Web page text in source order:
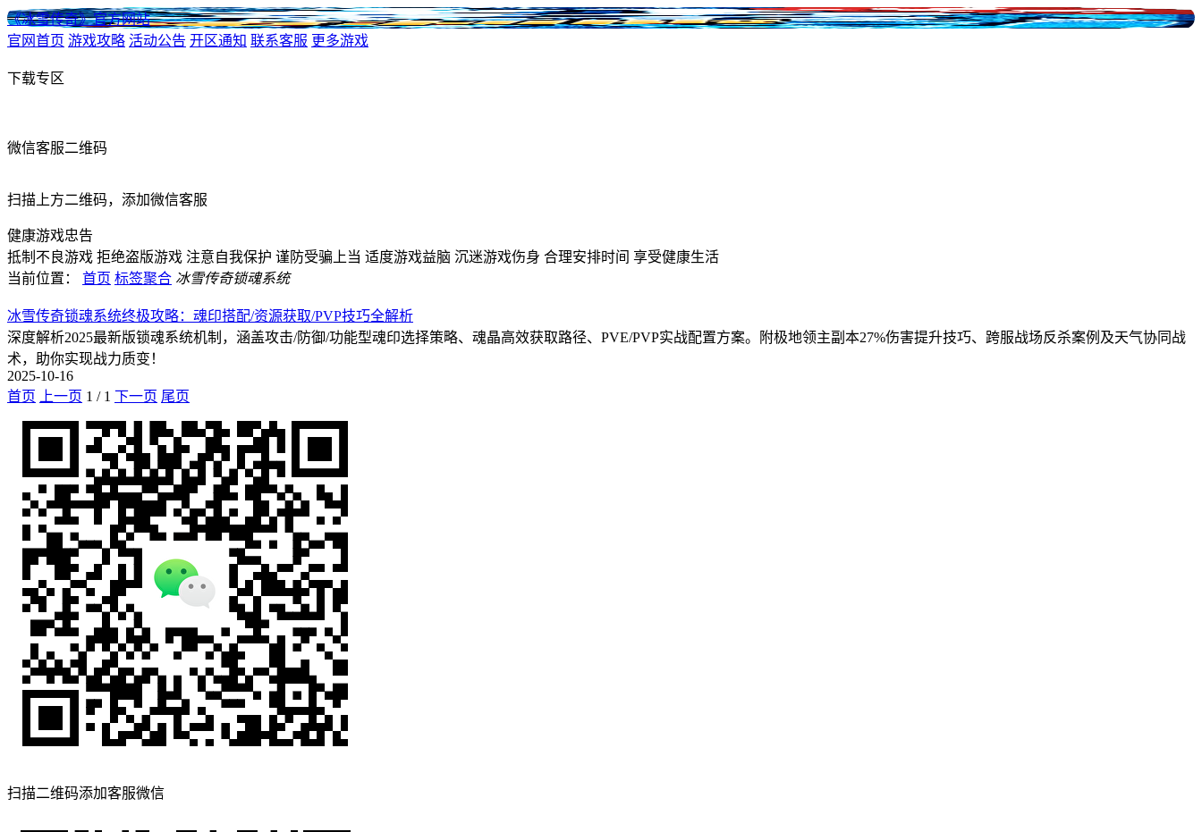
《冰雪传奇》官方网站
官网首页 游戏攻略 活动公告 开区通知 联系客服 更多游戏
下载专区
微信客服二维码
扫描上方二维码，添加微信客服
健康游戏忠告
抵制不良游戏 拒绝盗版游戏 注意自我保护 谨防受骗上当 适度游戏益脑 沉迷游戏伤身 合理安排时间 享受健康生活
当前位置：
首页 标签聚合 冰雪传奇锁魂系统
冰雪传奇锁魂系统终极攻略：魂印搭配/资源获取/PVP技巧全解析
深度解析2025最新版锁魂系统机制，涵盖攻击/防御/功能型魂印选择策略、魂晶高效获取路径、PVE/PVP实战配置方案。附极地领主副本27%伤害提升技巧、跨服战场反杀案例及天气协同战
术，助你实现战力质变！
2025-10-16
首页
上一页 1 / 1 下一页 尾页
扫描二维码添加客服微信